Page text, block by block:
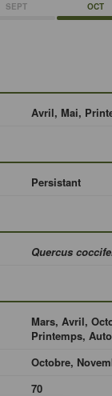
SEPT OCT
Avril, Mai,
Persistant
Quercus
Mars, Avril,
Printemps,
Octobre,
70